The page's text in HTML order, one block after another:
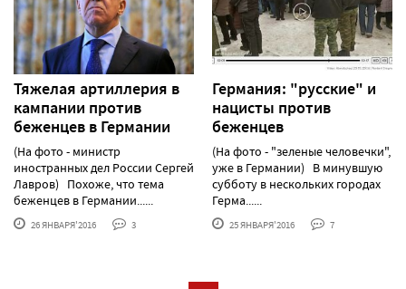
Тяжелая артиллерия в
кампании против
беженцев в Германии
(На фото - министр
иностранных дел России Сергей
Лавров) Похоже, что тема
беженцев в Германии......
26 ЯНВАРЯ'2016 3
Германия: "русские" и
нацисты против
беженцев
(На фото - "зеленые человечки",
уже в Германии) В минувшую
субботу в нескольких городах
Герма......
25 ЯНВАРЯ'2016 7